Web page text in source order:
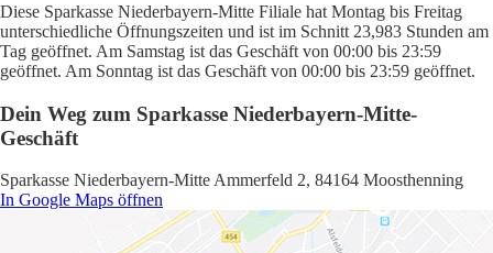
Diese Sparkasse Niederbayern-Mitte Filiale hat Montag bis Freitag
unterschiedliche Öffnungszeiten und ist im Schnitt 23,983 Stunden am
Tag geöffnet. Am Samstag ist das Geschäft von 00:00 bis 23:59
geöffnet. Am Sonntag ist das Geschäft von 00:00 bis 23:59 geöffnet.
Dein Weg zum Sparkasse Niederbayern-Mitte-
Geschäft
Sparkasse Niederbayern-Mitte Ammerfeld 2, 84164 Moosthenning
In Google Maps öffnen